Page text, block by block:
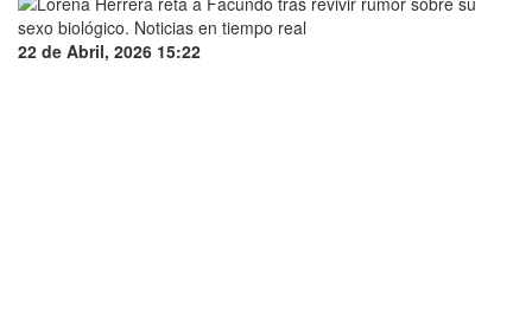
22 de Abril, 2026 15:22